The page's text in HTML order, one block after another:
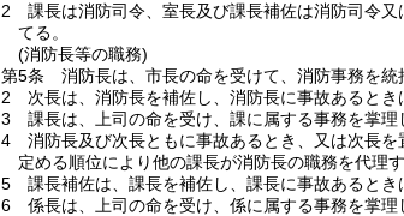
2
課長は消防司令、室長及び課長補佐は消防司令
てる。
(消防長等の職務)
第5条
消防長は、市長の命を受けて、消防事務を統
2
次長は、消防長を補佐し、消防長に事故あるとき
3
課長は、上司の命を受け、課に属する事務を掌理
4
消防長及び次長ともに事故あるとき、又は次長
定める順位により他の課長が消防長の職務を代理す
5
課長補佐は、課長を補佐し、課長に事故あるとき
6
係長は、上司の命を受け、係に属する事務を掌理